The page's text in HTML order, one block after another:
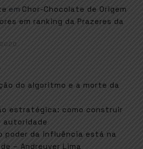
em Chor-Chocolate de Origem
em ranking da Prazeres da
do algoritmo e a morte da
estratégica: como construir
autoridade
poder da influência está na
– Andreyver Lima